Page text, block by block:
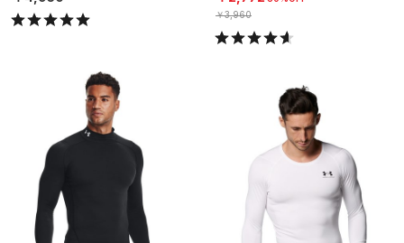
￥3,960